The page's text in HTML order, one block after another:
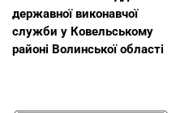
державної виконавчої
служби у Ковельському
районі Волинської області